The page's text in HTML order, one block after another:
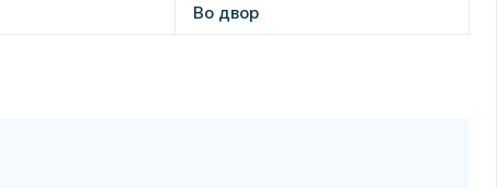
Во двор